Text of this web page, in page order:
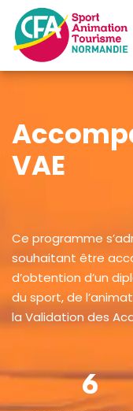
VAE
Ce programme
souhaitant être
d’obtention d’un
du sport, de
la Validation des
6